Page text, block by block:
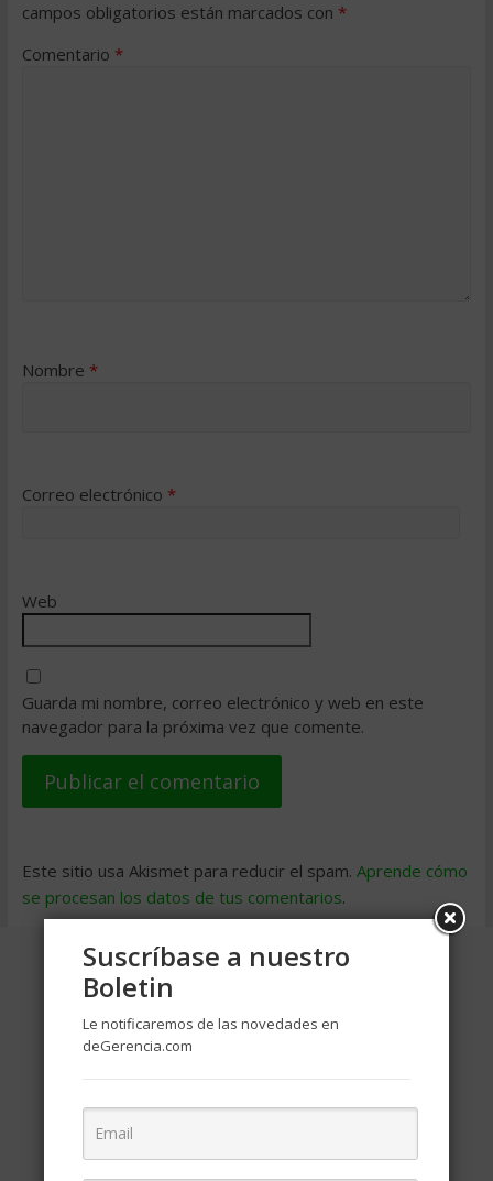
campos obligatorios están marcados con *
Comentario *
Nombre *
Correo electrónico *
Web
Guarda mi nombre, correo electrónico y web en este
navegador para la próxima vez que comente.
Este sitio usa Akismet para reducir el spam. Aprende cómo
se procesan los datos de tus comentarios.
Suscríbase a nuestro
Boletin
Le notificaremos de las novedades en
deGerencia.com